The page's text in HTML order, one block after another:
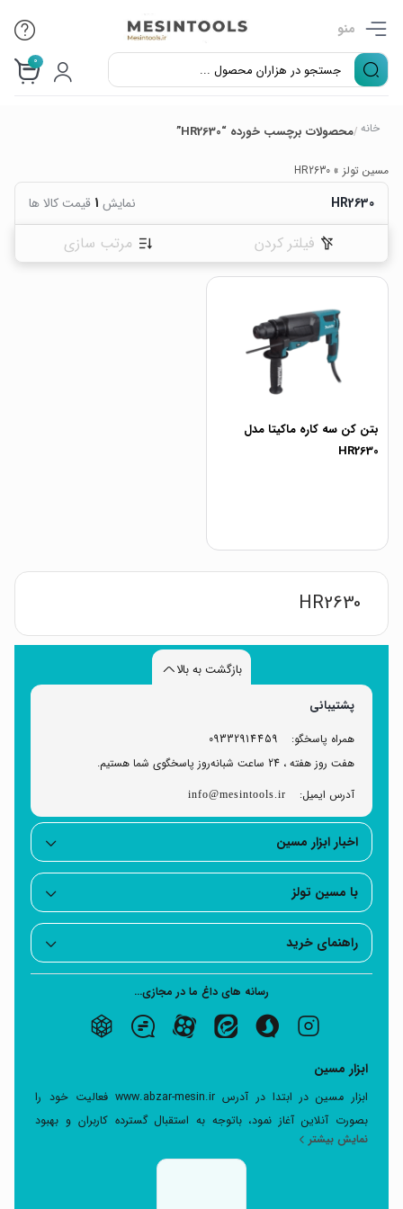
منو
0
خانه /محصولات برچسب خورده “HR2630”
مسین تولز »
HR2630
HR2630 نمایش 1 قیمت کالا ها
فیلتر کردن مرتب سازی
بتن کن سه کاره ماکیتا مدل
HR2630
HR2630
بازگشت به بالا
پشتیبانی
همراه پاسخگو:
09332914459
هفت روز هفته ، 24 ساعت شبانه‌روز پاسخگوی شما هستیم.
آدرس ایمیل:
info@mesintools.ir
اخبار ابزار مسین
با مسین تولز
راهنمای خرید
رسانه های داغ ما در مجازی...
ابزار مسین
ابزار مسین در ابتدا در آدرس www.abzar-mesin.ir فعالیت خود را
بصورت آنلاین آغاز نمود، باتوجه به استقبال گسترده کاربران و بهبود
مقایسه در سایت تخصصی ابزار بر آن شدیم که سرویس جدید برای ارتباط
مستقیم پویا و بهبود امکانات جهت رضایتمندی شما مشتریان عزیز در
نمایش بیشتر